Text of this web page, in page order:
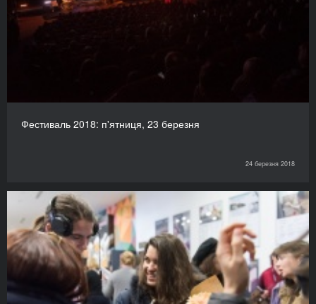
Фестиваль 2018: п'ятниця, 23 березня
24 березня 2018